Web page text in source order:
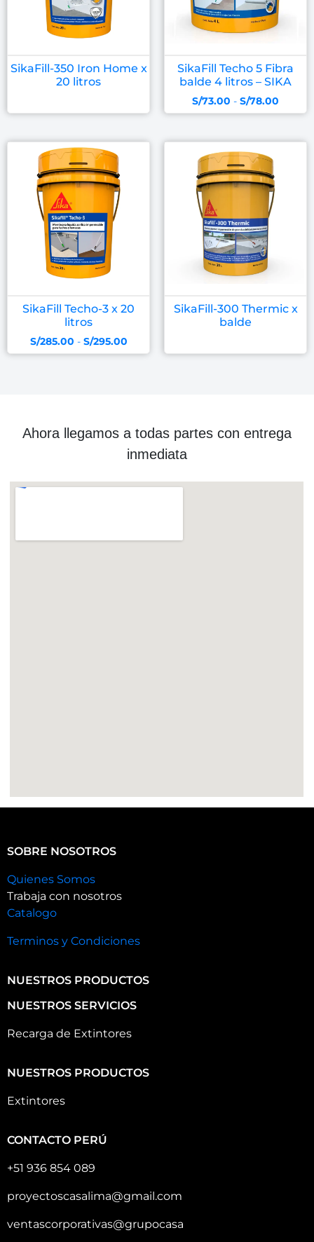
SikaFill-350 Iron Home x
20 litros
SikaFill Techo 5 Fibra
balde 4 litros – SIKA
S/73.00 - S/78.00
SikaFill Techo-3 x 20
litros
S/285.00 - S/295.00
SikaFill-300 Thermic x
balde
Ahora llegamos a todas partes con entrega
inmediata
SOBRE NOSOTROS
Quienes Somos
Trabaja con nosotros
Catalogo
Terminos y Condiciones
NUESTROS PRODUCTOS
NUESTROS SERVICIOS
Recarga de Extintores
NUESTROS PRODUCTOS
Extintores
CONTACTO PERÚ
+51 936 854 089
proyectoscasalima@gmail.com
ventascorporativas@grupocasa